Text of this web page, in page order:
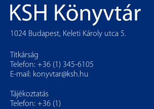
1024 Budapest, Keleti Károly utca 5.
Titkárság
Telefon: +36 (1) 345-6105
E-mail: konyvtar@ksh.hu
Tájékoztatás
Telefon: +36 (1)